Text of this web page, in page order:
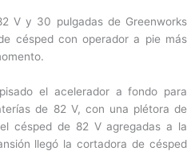
V y 30 pulgadas de Greenworks
césped con operador a pie más
el acelerador a fondo para
de 82 V, con una plétora de
césped de 82 V agregadas a la
llegó la cortadora de césped